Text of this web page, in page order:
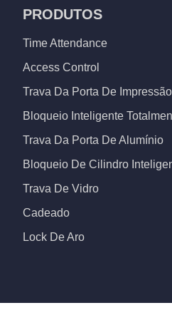
PRODUTOS
Time Attendance
Access Control
Trava Da Porta De
Bloqueio Inteligente
Trava Da Porta De Alumínio
Bloqueio De Cilindro
Trava De Vidro
Cadeado
Lock De Aro